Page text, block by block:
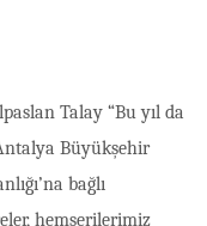
Talay “Bu yıl da
Büyükşehir
bağlı
hemşerilerimiz